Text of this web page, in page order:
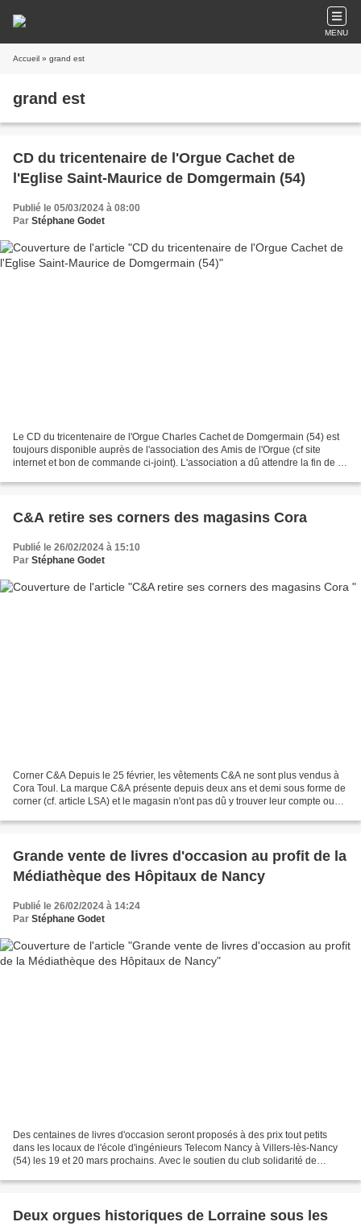
MENU
Accueil » grand est
grand est
CD du tricentenaire de l'Orgue Cachet de
l'Eglise Saint-Maurice de Domgermain (54)
Publié le 05/03/2024 à 08:00
Par Stéphane Godet
Le CD du tricentenaire de l'Orgue Charles Cachet de Domgermain (54) est
toujours disponible auprès de l'association des Amis de l'Orgue (cf site
internet et bon de commande ci-joint). L'association a dû attendre la fin de la
C&A retire ses corners des magasins Cora
Publié le 26/02/2024 à 15:10
Par Stéphane Godet
Corner C&A Depuis le 25 février, les vêtements C&A ne sont plus vendus à
Cora Toul. La marque C&A présente depuis deux ans et demi sous forme de
corner (cf. article LSA) et le magasin n'ont pas dû y trouver leur compte ou
Grande vente de livres d'occasion au profit de la
Médiathèque des Hôpitaux de Nancy
Publié le 26/02/2024 à 14:24
Par Stéphane Godet
Des centaines de livres d'occasion seront proposés à des prix tout petits
dans les locaux de l'école d'ingénieurs Telecom Nancy à Villers-lès-Nancy
(54) les 19 et 20 mars prochains. Avec le soutien du club solidarité de
Deux orgues historiques de Lorraine sous les